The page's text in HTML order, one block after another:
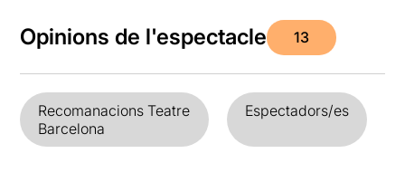
Opinions de l'espectacle 13
Recomanacions Teatre
Barcelona
Espectadors/es